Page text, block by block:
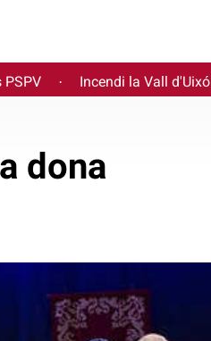
PSPV · Incendi la Vall d'Uixó
dona